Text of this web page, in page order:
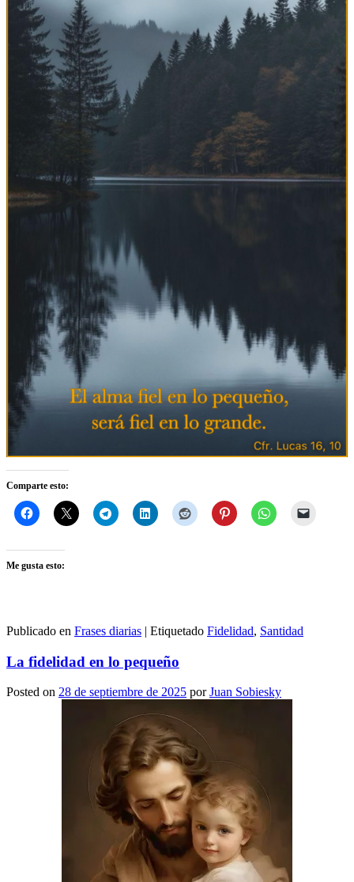
Comparte esto:
Me gusta esto:
Publicado en Frases diarias | Etiquetado Fidelidad, Santidad
La fidelidad en lo pequeño
Posted on 28 de septiembre de 2025 porJuan Sobiesky